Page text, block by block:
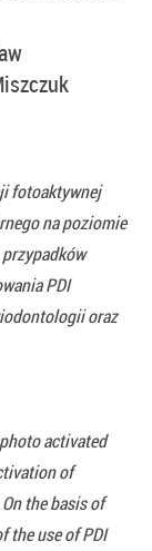
fotoaktywnej
na poziomie
PDI
oraz
activated
of
the basis of
the use of PDI